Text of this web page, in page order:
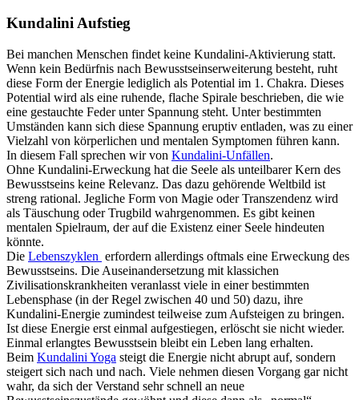
Kundalini Aufstieg
Bei manchen Menschen findet keine Kundalini-Aktivierung statt.
Wenn kein Bedürfnis nach Bewusstseinserweiterung besteht, ruht
diese Form der Energie lediglich als Potential im 1. Chakra. Dieses
Potential wird als eine ruhende, flache Spirale beschrieben, die wie
eine gestauchte Feder unter Spannung steht. Unter bestimmten
Umständen kann sich diese Spannung eruptiv entladen, was zu einer
Vielzahl von körperlichen und mentalen Symptomen führen kann.
In diesem Fall sprechen wir von Kundalini-Unfällen.
Ohne Kundalini-Erweckung hat die Seele als unteilbarer Kern des
Bewusstseins keine Relevanz. Das dazu gehörende Weltbild ist
streng rational. Jegliche Form von Magie oder Transzendenz wird
als Täuschung oder Trugbild wahrgenommen. Es gibt keinen
mentalen Spielraum, der auf die Existenz einer Seele hindeuten
könnte.
Die Lebenszyklen erfordern allerdings oftmals eine Erweckung des
Bewusstseins. Die Auseinandersetzung mit klassichen
Zivilisationskrankheiten veranlasst viele in einer bestimmten
Lebensphase (in der Regel zwischen 40 und 50) dazu, ihre
Kundalini-Energie zumindest teilweise zum Aufsteigen zu bringen.
Ist diese Energie erst einmal aufgestiegen, erlöscht sie nicht wieder.
Einmal erlangtes Bewusstsein bleibt ein Leben lang erhalten.
Beim Kundalini Yoga steigt die Energie nicht abrupt auf, sondern
steigert sich nach und nach. Viele nehmen diesen Vorgang gar nicht
wahr, da sich der Verstand sehr schnell an neue